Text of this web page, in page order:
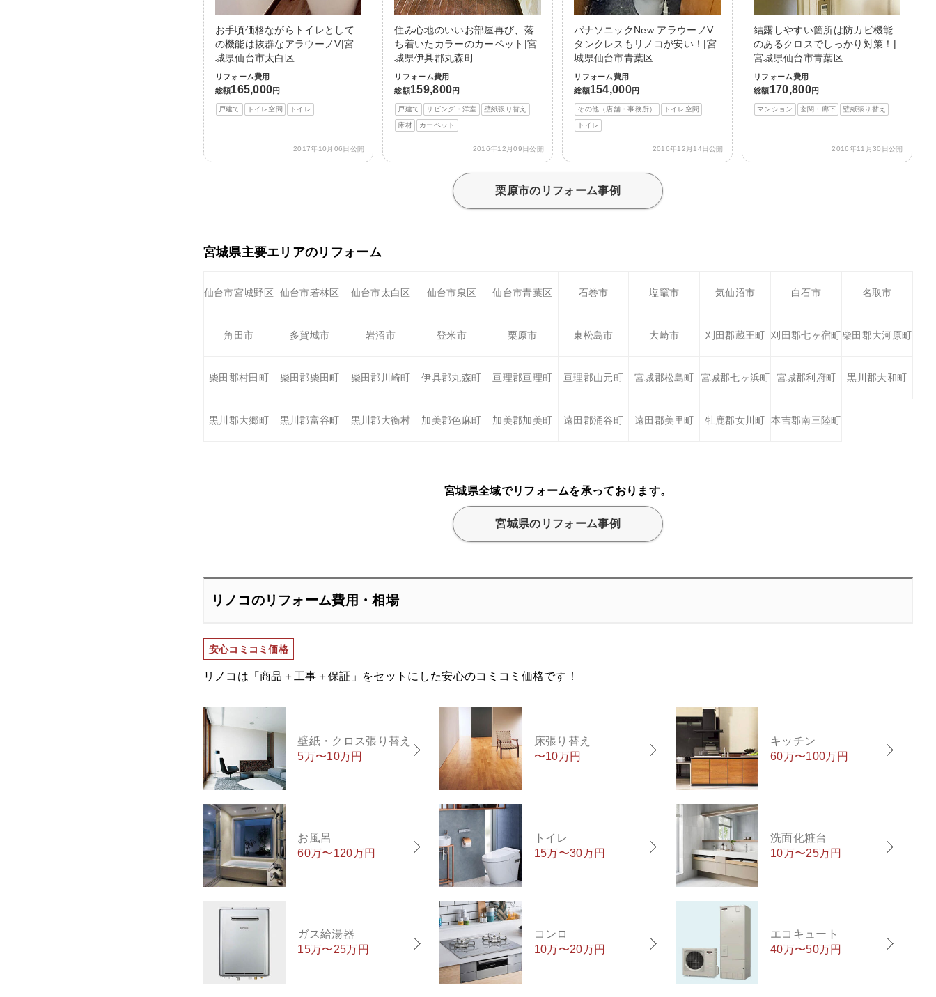
お手頃価格ながらトイレとして
の機能は抜群なアラウーノV|宮
城県仙台市太白区
リフォーム費用
総額165,000円
戸建て トイレ空間 トイレ
2017年10月06日公開
住み心地のいいお部屋再び、落
ち着いたカラーのカーペット|宮
城県伊具郡丸森町
リフォーム費用
総額159,800円
戸建て リビング・洋室 壁紙張り替え
床材 カーペット
2016年12月09日公開
パナソニックNew アラウーノV
タンクレスもリノコが安い！|宮
城県仙台市青葉区
リフォーム費用
総額154,000円
その他（店舗・事務所） トイレ空間
トイレ
2016年12月14日公開
結露しやすい箇所は防カビ機能
のあるクロスでしっかり対策！|
宮城県仙台市青葉区
リフォーム費用
総額170,800円
マンション 玄関・廊下 壁紙張り替え
2016年11月30日公開
栗原市のリフォーム事例
宮城県主要エリアのリフォーム
仙台市宮城野区 仙台市若林区 仙台市太白区 仙台市泉区 仙台市青葉区 石巻市 塩竈市 気仙沼市 白石市 名取市
角田市 多賀城市 岩沼市 登米市 栗原市 東松島市 大崎市 刈田郡蔵王町 刈田郡七ヶ宿町柴田郡大河原町
柴田郡村田町 柴田郡柴田町 柴田郡川崎町 伊具郡丸森町 亘理郡亘理町 亘理郡山元町 宮城郡松島町 宮城郡七ヶ浜町 宮城郡利府町 黒川郡大和町
黒川郡大郷町 黒川郡富谷町 黒川郡大衡村 加美郡色麻町 加美郡加美町 遠田郡涌谷町 遠田郡美里町 牡鹿郡女川町 本吉郡南三陸町
宮城県全域でリフォームを承っております。
宮城県のリフォーム事例
リノコのリフォーム費用・相場
安心コミコミ価格
リノコは「商品＋工事＋保証」をセットにした安心のコミコミ価格です！
壁紙・クロス張り替え
5万〜10万円
床張り替え
〜10万円
キッチン
60万〜100万円
お風呂
60万〜120万円
トイレ
15万〜30万円
洗面化粧台
10万〜25万円
ガス給湯器
15万〜25万円
コンロ
10万〜20万円
エコキュート
40万〜50万円